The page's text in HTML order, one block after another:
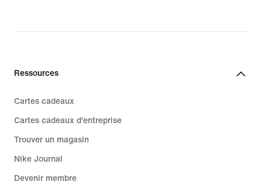
Ressources
Cartes cadeaux
Cartes cadeaux d'entreprise
Trouver un magasin
Nike Journal
Devenir membre